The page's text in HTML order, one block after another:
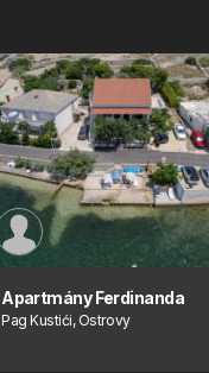
Apartmány Ferdinanda
Pag Kustići, Ostrovy